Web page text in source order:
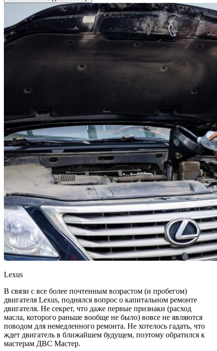
Lexus
В связи с все более почтенным возрастом (и пробегом)
двигателя Lexus, поднялся вопрос о капитальном ремонте
двигателя. Не секрет, что даже первые признаки (расход
масла, которого раньше вообще не было) вовсе не являются
поводом для немедленного ремонта. Не хотелось гадать, что
ждет двигатель в ближайшем будущем, поэтому обратился к
мастерам ДВС Мастер.